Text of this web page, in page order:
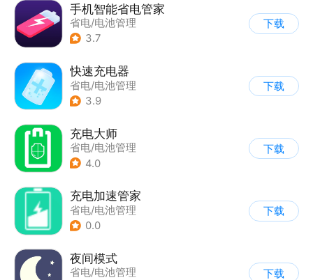
手机智能省电管家
省电/电池管理
3.7
下载
快速充电器
省电/电池管理
3.9
下载
充电大师
省电/电池管理
4.0
下载
充电加速管家
省电/电池管理
0.0
下载
夜间模式
省电/电池管理
下载